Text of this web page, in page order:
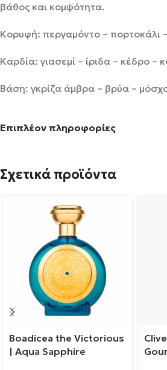
βάθος και κομψότητα.
Κορυφή: περγαμόντο – πορτοκάλι
Καρδία: γιασεμί – ίριδα – κέδρο –
Βάση: γκρίζα άμβρα – βρύα –
Επιπλέον πληροφορίες
Σχετικά προϊόντα
Boadicea the Victorious
| Aqua Sapphire